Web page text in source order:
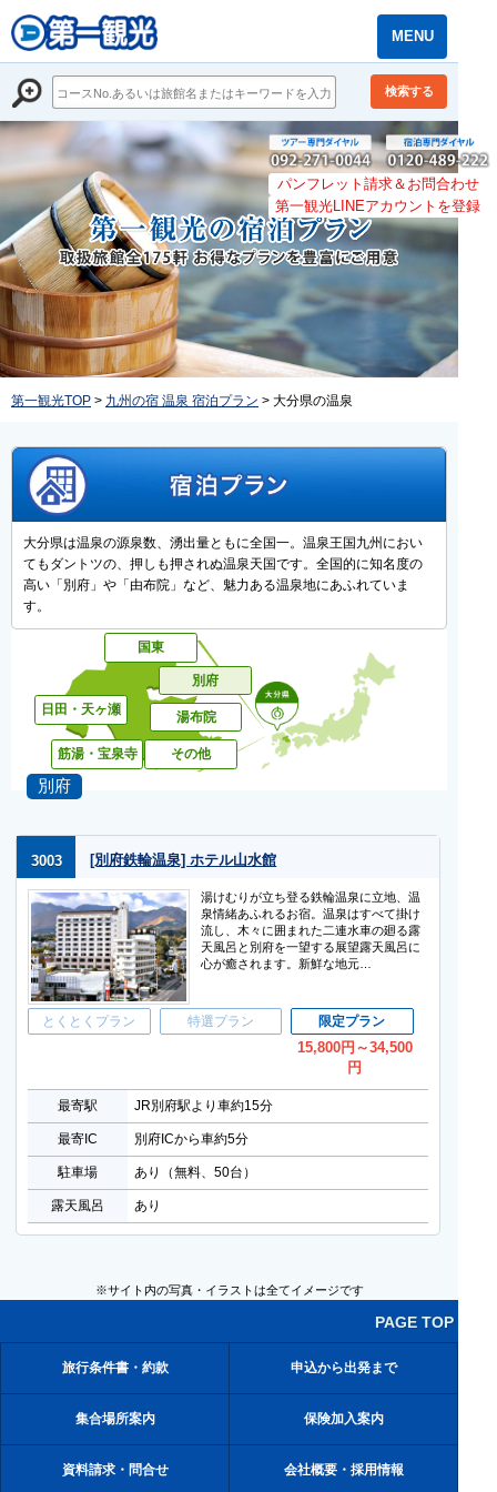
MENU
検索する
パンフレット請求＆お問合わせ
第一観光LINEアカウントを登録
第一観光TOP > 九州の宿 温泉 宿泊プラン > 大分県の温泉
大分県は温泉の源泉数、湧出量ともに全国一。温泉王国九州におい
てもダントツの、押しも押されぬ温泉天国です。全国的に知名度の
高い「別府」や「由布院」など、魅力ある温泉地にあふれていま
す。
別府
3003 [別府鉄輪温泉] ホテル山水館
湯けむりが立ち登る鉄輪温泉に立地、温
泉情緒あふれるお宿。温泉はすべて掛け
流し、木々に囲まれた二連水車の廻る露
天風呂と別府を一望する展望露天風呂に
心が癒されます。新鮮な地元…
とくとくプラン 特選プラン 限定プラン
15,800円 ～34,500
円
最寄駅 JR別府駅より車約15分
最寄IC 別府ICから車約5分
駐車場 あり（無料、50台）
露天風呂 あり
PAGE TOP
※サイト内の写真・イラストは全てイメージです
旅行条件書・約款 申込から出発まで
集合場所案内 保険加入案内
資料請求・問合せ 会社概要・採用情報